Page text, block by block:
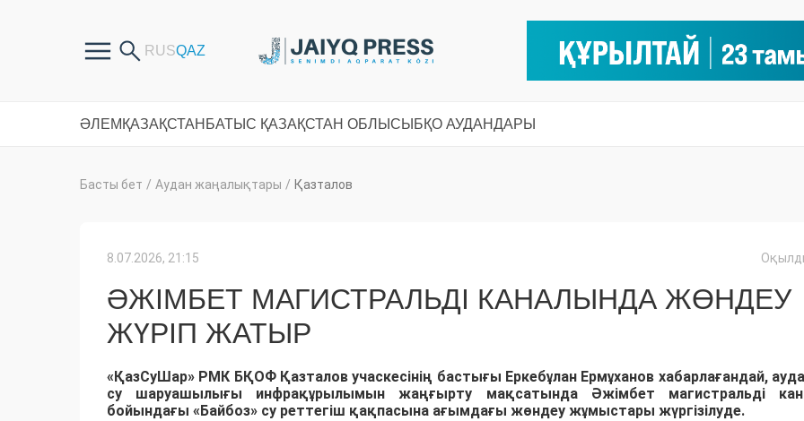
ӘЛЕМ ҚАЗАҚСТАН БАТЫС ҚАЗАҚСТАН ОБЛЫСЫ БҚО АУДАНДАРЫ
Басты бет / Аудан жаңалықтары / Қазталов
8.07.2026, 21:15
ӘЖІМБЕТ МАГИСТРАЛЬДІ КАНАЛЫНДА ЖӨНДЕУ
ЖҮРІП ЖАТЫР
«ҚазСуШар» РМК БҚОФ Қазталов учаскесінің бастығы Еркебұлан Ермұханов хабарлағандай,
су шаруашылығы инфрақұрылымын жаңғырту мақсатында Әжімбет магистральді
бойындағы «Байбоз» су реттегіш қақпасына ағымдағы жөндеу жұмыстары жүргізілуде.